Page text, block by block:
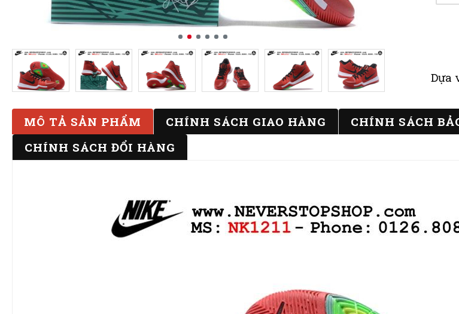
Dựa
MÔ TẢ SẢN PHẨM CHÍNH SÁCH GIAO HÀNG
CHÍNH SÁCH
CHÍNH SÁCH ĐỔI HÀNG